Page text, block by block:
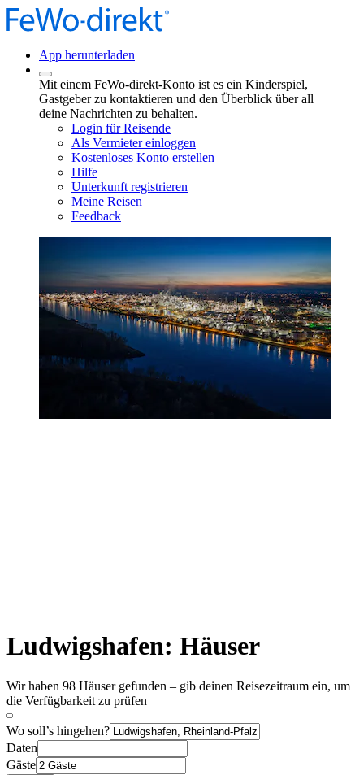
App herunterladen
Mit einem FeWo-direkt-Konto ist es ein Kinderspiel,
Gastgeber zu kontaktieren und den Überblick über all
deine Nachrichten zu behalten.
Login für Reisende
Als Vermieter einloggen
Kostenloses Konto erstellen
Hilfe
Unterkunft registrieren
Meine Reisen
Feedback
Ludwigshafen: Häuser
Wir haben 98 Häuser gefunden – gib deinen Reisezeitraum ein, um
die Verfügbarkeit zu prüfen
Wo soll’s hingehen?
Daten
Gäste